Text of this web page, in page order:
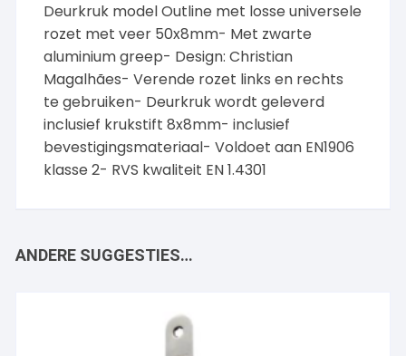
Deurkruk model Outline met losse universele
rozet met veer 50x8mm- Met zwarte
aluminium greep- Design: Christian
Magalhães- Verende rozet links en rechts
te gebruiken- Deurkruk wordt geleverd
inclusief krukstift 8x8mm- inclusief
bevestigingsmateriaal- Voldoet aan EN1906
klasse 2- RVS kwaliteit EN 1.4301
ANDERE SUGGESTIES…